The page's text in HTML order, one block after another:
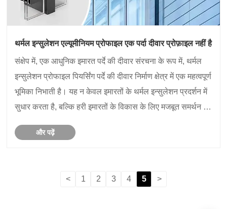
थर्मल इन्सुलेशन एल्यूमीनियम प्रोफाइल एक पर्दा दीवार प्रोफ़ाइल नहीं है
संक्षेप में, एक आधुनिक इमारत पर्दे की दीवार संरचना के रूप में, थर्मल
इन्सुलेशन प्रोफाइल पियर्सिंग पर्दे की दीवार निर्माण क्षेत्र में एक महत्वपूर्ण
भूमिका निभाती है। यह न केवल इमारतों के थर्मल इन्सुलेशन प्रदर्शन में
सुधार करता है, बल्कि हरी इमारतों के विकास के लिए मजबूत समर्थन भी
और पढ़ें
< 1 2 3 4 5 >